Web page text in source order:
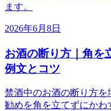
ます。
2026年6月8日
お酒の断り方｜角を
例文とコツ
禁酒中のお酒の断り方
勧めを角を立てずにかわ